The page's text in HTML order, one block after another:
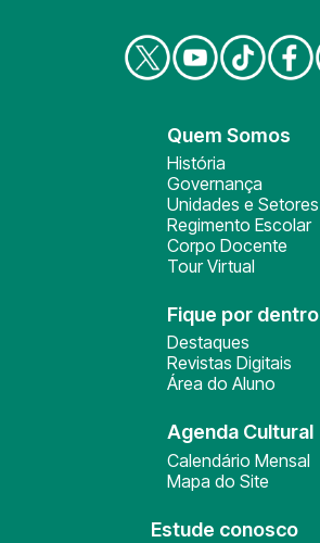
Quem Somos
História
Governança
Unidades e Setores
Regimento Escolar
Corpo Docente
Tour Virtual
Fique por dentro
Destaques
Revistas Digitais
Área do Aluno
Agenda Cultural
Calendário Mensal
Mapa do Site
Estude conosco